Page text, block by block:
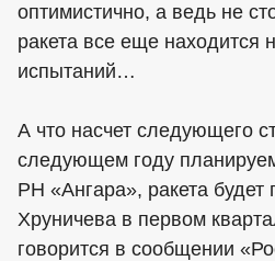
оптимистично, а ведь не
ракета все еще находится
испытаний…
А что насчет следующего
следующем году
РН «Ангара», ракета
Хруничева в первом
говорится в сообщении